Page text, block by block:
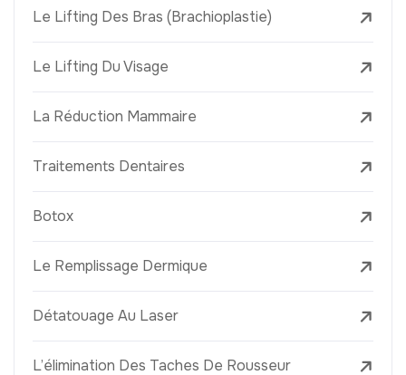
Le Lifting Des Bras (Brachioplastie)
Le Lifting Du Visage
La Réduction Mammaire
Traitements Dentaires
Botox
Le Remplissage Dermique
Détatouage Au Laser
L’élimination Des Taches De Rousseur